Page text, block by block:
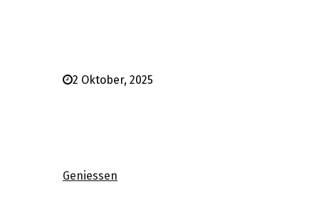
2 Oktober, 2025
Geniessen